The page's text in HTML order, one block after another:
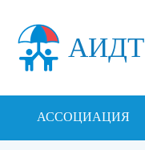
АИДТ
АССОЦИАЦИЯ